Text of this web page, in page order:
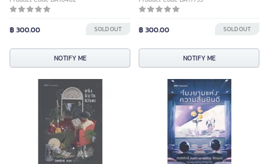
฿ 300.00 SOLD OUT
NOTIFY ME
฿ 300.00 SOLD OUT
NOTIFY ME